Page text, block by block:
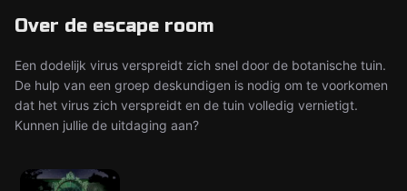
Over de escape room
Een dodelijk virus verspreidt zich snel door de botanische tuin.
De hulp van een groep deskundigen is nodig om te voorkomen
dat het virus zich verspreidt en de tuin volledig vernietigt.
Kunnen jullie de uitdaging aan?